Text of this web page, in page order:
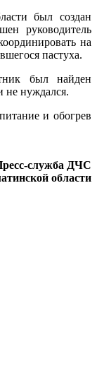
был создан
руководитель
на
пастуха.
был найден
не нуждался.
и обогрев
служба ДЧС
области